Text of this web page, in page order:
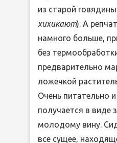
из старой
хихикают). А
намного больше,
без
предварительно
ложечкой
Очень питательно
получается в виде
молодому вину.
все сущее,